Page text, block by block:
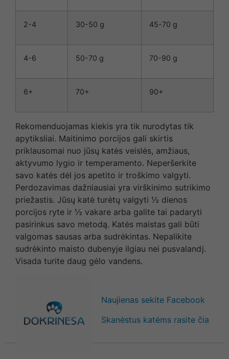
2-4 30-50 g 45-70 g
4-6 50-70 g 70-90 g
6+ 70+ 90+
Rekomenduojamas kiekis yra tik nurodytas tik
apytiksliai. Maitinimo porcijos gali skirtis
priklausomai nuo jūsų katės veislės, amžiaus,
aktyvumo lygio ir temperamento. Neperšerkite
savo katės dėl jos apetito ir troškimo valgyti.
Perdozavimas dažniausiai yra virškinimo sutrikimo
priežastis. Jūsų katė turėtų valgyti ½ dienos
porcijos ryte ir ½ vakare arba galite tai padaryti
pasirinkus savo metodą. Katės maistas gali būti
valgomas sausas arba sudrėkintas. Nepalikite
sudrėkinto maisto dubenyje ilgiau nei pusvalandį.
Visada turite daug gėlo vandens.
Naujienas sekite Facebook
Skanėstus katėms rasite čia